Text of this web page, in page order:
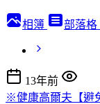
相簿 部落格
13年前
※健康高爾夫【避